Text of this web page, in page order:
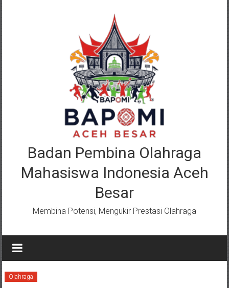
Badan Pembina Olahraga
Mahasiswa Indonesia Aceh
Besar
Membina Potensi, Mengukir Prestasi Olahraga
Olahraga